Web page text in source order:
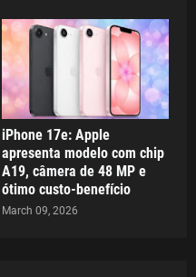
iPhone 17e: Apple
apresenta modelo com chip
A19, câmera de 48 MP e
ótimo custo-benefício
March 09, 2026